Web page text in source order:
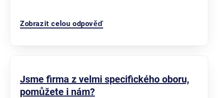
Zobrazit celou odpověď
Jsme firma z velmi specifického oboru,
pomůžete i nám?